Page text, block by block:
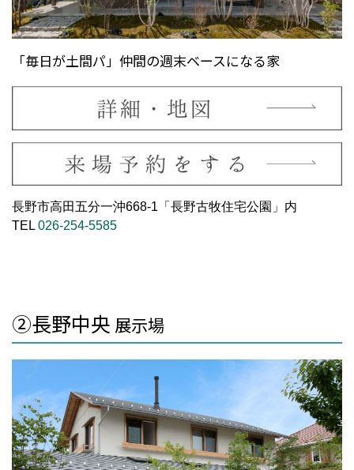
「毎日が土間パ」仲間の週末ベースになる家
長野市高田五分一沖668-1「長野古牧住宅公園」内
TEL 026-254-5585
②長野中央 展示場